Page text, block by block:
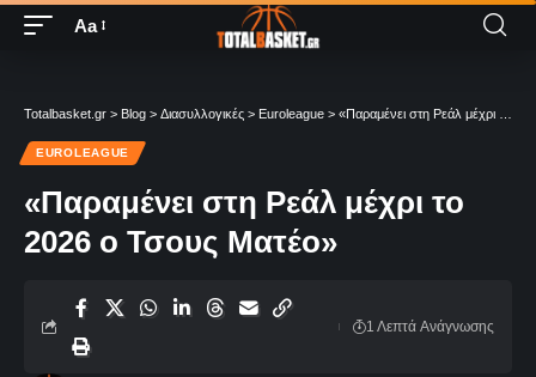
Aa
Totalbasket.gr > Blog > Διασυλλογικές > Euroleague > «Παραμένει στη Ρεάλ μέχρι το 2026 ο Τσους Ματέο»
EUROLEAGUE
«Παραμένει στη Ρεάλ μέχρι το
2026 ο Τσους Ματέο»
1 Λεπτά Aνάγνωσης